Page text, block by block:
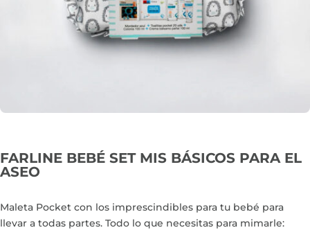
FARLINE BEBÉ SET MIS BÁSICOS PARA EL
ASEO
Maleta Pocket con los imprescindibles para tu bebé para
llevar a todas partes. Todo lo que necesitas para mimarle: